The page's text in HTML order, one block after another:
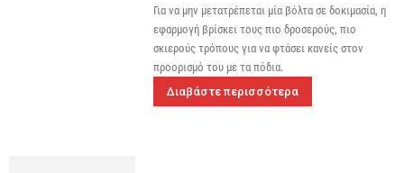
Για να μην μετατρέπεται μία βόλτα σε δοκιμασία, η
εφαρμογή βρίσκει τους πιο δροσερούς, πιο
σκιερούς τρόπους για να φτάσει κανείς στον
προορισμό του με τα πόδια.
Διαβάστε περισσότερα